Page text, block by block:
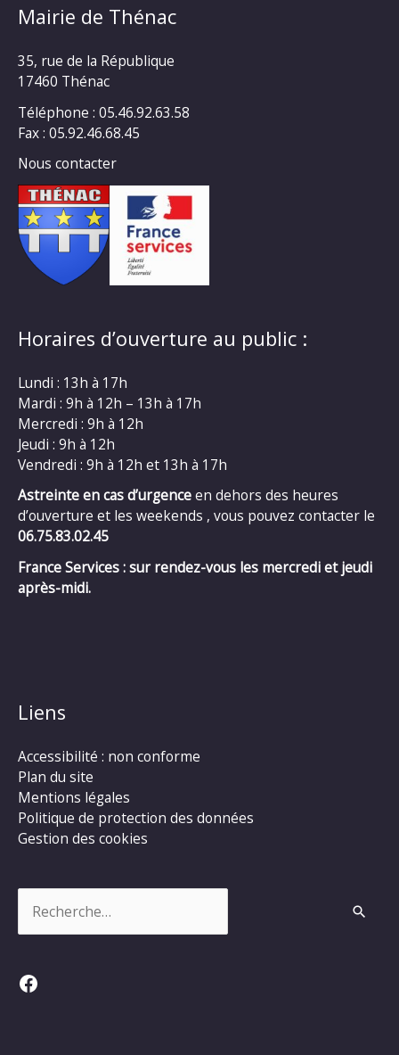
Mairie de Thénac
35, rue de la République
17460 Thénac
Téléphone : 05.46.92.63.58
Fax : 05.92.46.68.45
Nous contacter
Horaires d’ouverture au public :
Lundi : 13h à 17h
Mardi : 9h à 12h – 13h à 17h
Mercredi : 9h à 12h
Jeudi : 9h à 12h
Vendredi : 9h à 12h et 13h à 17h
Astreinte en cas d’urgenceen dehors des heures
d’ouverture et les weekends , vous pouvez contacter le
06.75.83.02.45
France Services : sur rendez-vous les mercredi et jeudi
après-midi.
Liens
Accessibilité : non conforme
Plan du site
Mentions légales
Politique de protection des données
Gestion des cookies
Facebook